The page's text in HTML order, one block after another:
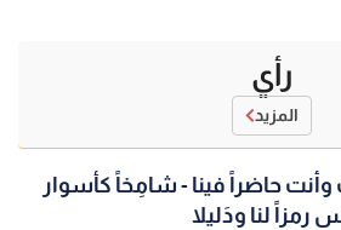
رأي
المزيد
حاضراً فينا - شامِخاً كأسوار
رمزاً لنا ودَليلا